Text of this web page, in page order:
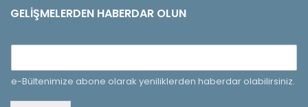
GELIŞMELERDEN HABERDAR OLUN
e-Bültenimize abone olarak yeniliklerden haberdar olabilirsiniz.